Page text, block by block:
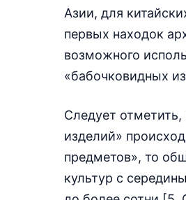
Азии, для
первых находок
возможного
«бабочковидных
Следует отметить,
изделий»
предметов», то
культур с